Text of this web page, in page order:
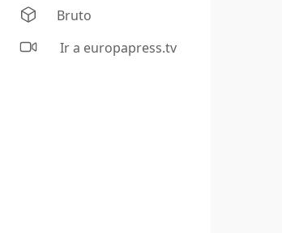
Bruto
Ir a europapress.tv